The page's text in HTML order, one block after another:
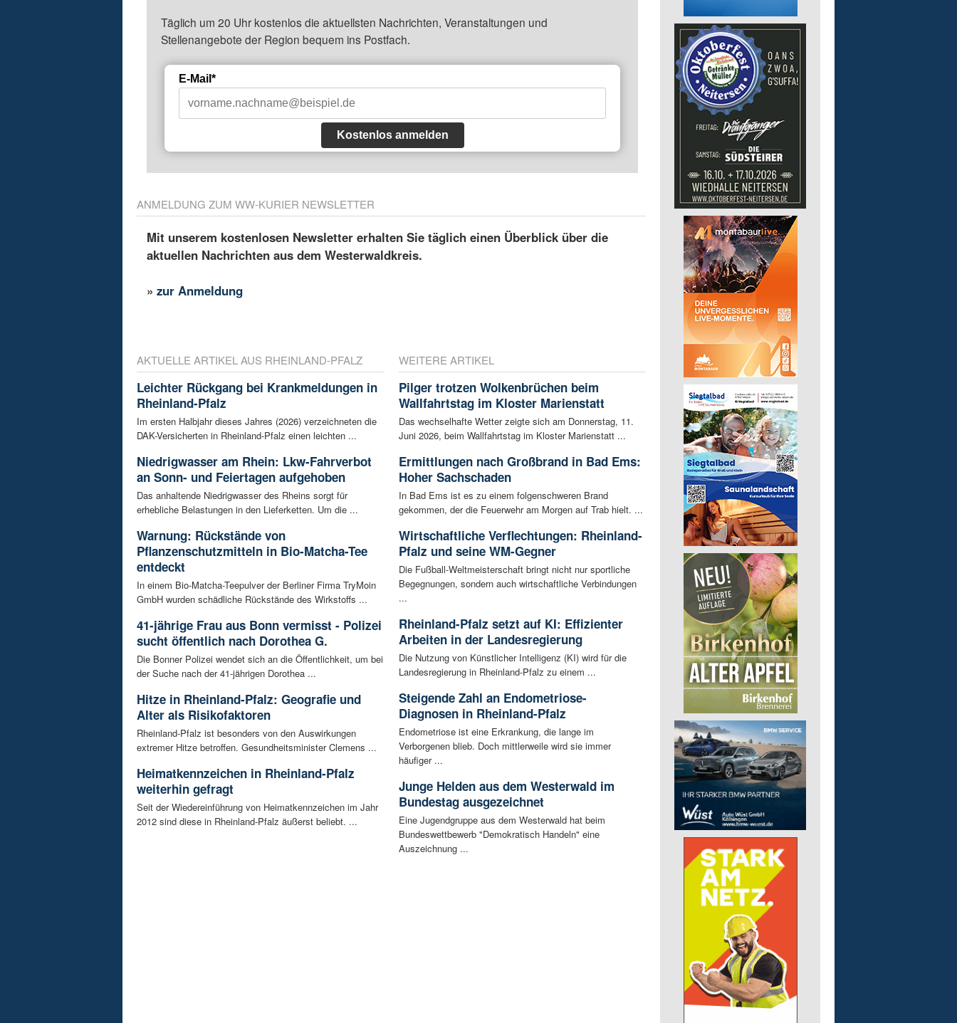
Täglich um 20 Uhr kostenlos die aktuellsten Nachrichten, Veranstaltungen und
Stellenangebote der Region bequem ins Postfach.
E-Mail*
Kostenlos anmelden
ANMELDUNG ZUM WW-KURIER NEWSLETTER
Mit unserem kostenlosen Newsletter erhalten Sie täglich einen Überblick über die
aktuellen Nachrichten aus dem Westerwaldkreis.
»zur Anmeldung
AKTUELLE ARTIKEL AUS RHEINLAND-PFALZ
Leichter Rückgang bei Krankmeldungen in
Rheinland-Pfalz
Im ersten Halbjahr dieses Jahres (2026) verzeichneten die
DAK-Versicherten in Rheinland-Pfalz einen leichten ...
Niedrigwasser am Rhein: Lkw-Fahrverbot
an Sonn- und Feiertagen aufgehoben
Das anhaltende Niedrigwasser des Rheins sorgt für
erhebliche Belastungen in den Lieferketten. Um die ...
Warnung: Rückstände von
Pflanzenschutzmitteln in Bio-Matcha-Tee
entdeckt
In einem Bio-Matcha-Teepulver der Berliner Firma TryMoin
GmbH wurden schädliche Rückstände des Wirkstoffs ...
41-jährige Frau aus Bonn vermisst - Polizei
sucht öffentlich nach Dorothea G.
Die Bonner Polizei wendet sich an die Öffentlichkeit, um bei
der Suche nach der 41-jährigen Dorothea ...
Hitze in Rheinland-Pfalz: Geografie und
Alter als Risikofaktoren
Rheinland-Pfalz ist besonders von den Auswirkungen
extremer Hitze betroffen. Gesundheitsminister Clemens ...
Heimatkennzeichen in Rheinland-Pfalz
weiterhin gefragt
Seit der Wiedereinführung von Heimatkennzeichen im Jahr
2012 sind diese in Rheinland-Pfalz äußerst beliebt. ...
WEITERE ARTIKEL
Pilger trotzen Wolkenbrüchen beim
Wallfahrtstag im Kloster Marienstatt
Das wechselhafte Wetter zeigte sich am Donnerstag, 11.
Juni 2026, beim Wallfahrtstag im Kloster Marienstatt ...
Ermittlungen nach Großbrand in Bad Ems:
Hoher Sachschaden
In Bad Ems ist es zu einem folgenschweren Brand
gekommen, der die Feuerwehr am Morgen auf Trab hielt. ...
Wirtschaftliche Verflechtungen: Rheinland-
Pfalz und seine WM-Gegner
Die Fußball-Weltmeisterschaft bringt nicht nur sportliche
Begegnungen, sondern auch wirtschaftliche Verbindungen
...
Rheinland-Pfalz setzt auf KI: Effizienter
Arbeiten in der Landesregierung
Die Nutzung von Künstlicher Intelligenz (KI) wird für die
Landesregierung in Rheinland-Pfalz zu einem ...
Steigende Zahl an Endometriose-
Diagnosen in Rheinland-Pfalz
Endometriose ist eine Erkrankung, die lange im
Verborgenen blieb. Doch mittlerweile wird sie immer
häufiger ...
Junge Helden aus dem Westerwald im
Bundestag ausgezeichnet
Eine Jugendgruppe aus dem Westerwald hat beim
Bundeswettbewerb "Demokratisch Handeln" eine
Auszeichnung ...